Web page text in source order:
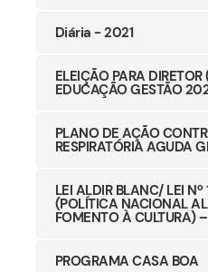
Diária - 2021
ELEIÇÃO PARA
EDUCAÇÃO GESTÃO
PLANO DE AÇÃO
RESPIRATÓRIA AGUDA
LEI ALDIR BLANC/ LEI
(POLÍTICA NACIONAL
FOMENTO À CULTURA)
PROGRAMA CASA BOA